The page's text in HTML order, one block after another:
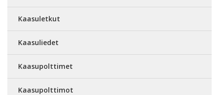
Kaasuletkut
Kaasuliedet
Kaasupolttimet
Kaasupolttimot